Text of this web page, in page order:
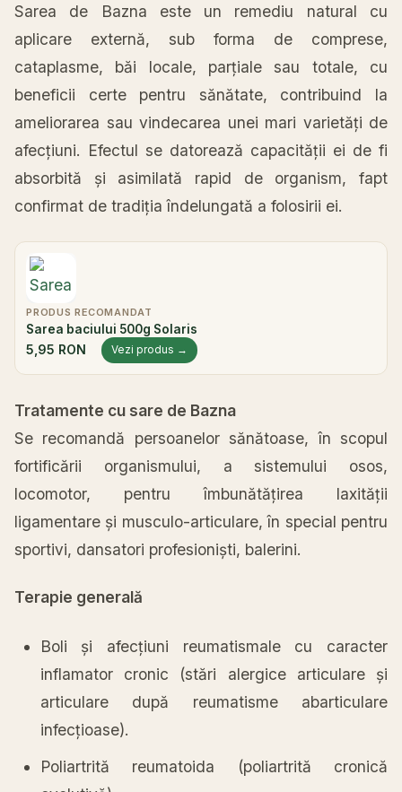
Sarea de Bazna este un remediu natural cu
aplicare externă, sub forma de comprese,
cataplasme, băi locale, parțiale sau totale, cu
beneficii certe pentru sănătate, contribuind la
ameliorarea sau vindecarea unei mari varietăți de
afecțiuni. Efectul se datorează capacității ei de fi
absorbită
și asimilată rapid de organism, fapt
confirmat de tradiția îndelungată a folosirii ei.
PRODUS RECOMANDAT
Sarea baciului 500g Solaris
5,95 RON Vezi produs →
Tratamente cu sare de Bazna
Se recomandă persoanelor sănătoase,în scopul
fortificării organismului, a sistemului osos,
locomotor, pentruîmbunătățirea
laxității
ligamentare și musculo-articulare,în special pentru
sportivi, dansatori profesioniști, balerini.
Terapie generală
Boli și afecțiuni reumatismale cu caracter
inflamator cronic (stări alergice articulare și
articulare după reumatisme abarticulare
infecțioase).
Poliartrită reumatoida (poliartrită
cronică